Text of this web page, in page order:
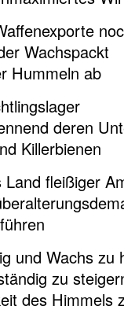
Wachspackt
Hummeln ab
deren
Killerbienen
fleißiger
und Wachs zu
zu
des Himmels